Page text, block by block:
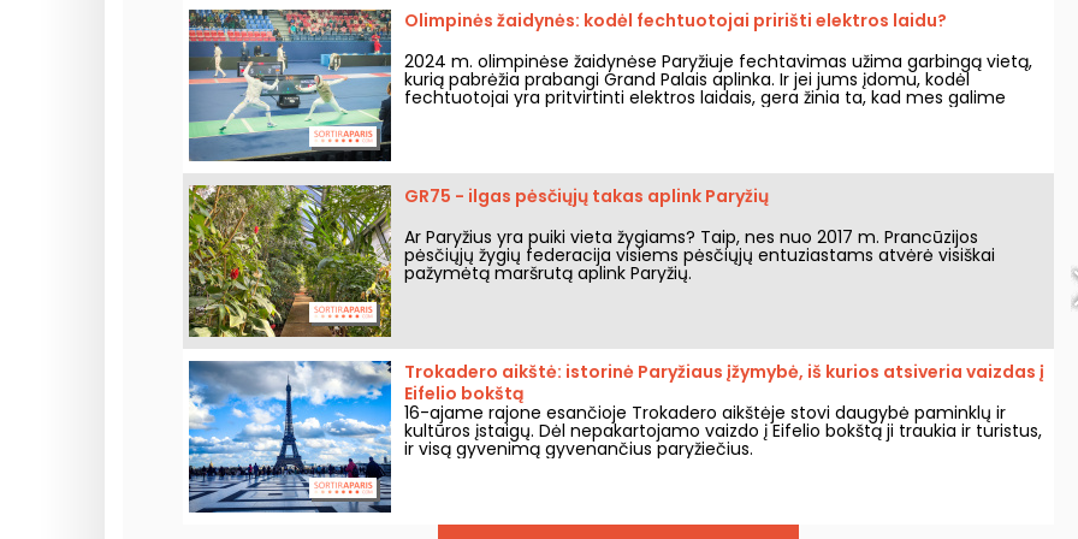
Olimpinės žaidynės: kodėl fechtuotojai pririšti elektros laidu?
2024 m. olimpinėse žaidynėse Paryžiuje fechtavimas užima garbingą vietą,
kurią pabrėžia prabangi Grand Palais aplinka. Ir jei jums įdomu, kodėl
fechtuotojai yra pritvirtinti elektros laidais, gera žinia ta, kad mes galime
GR75 - ilgas pėsčiųjų takas aplink Paryžių
Ar Paryžius yra puiki vieta žygiams? Taip, nes nuo 2017 m. Prancūzijos
pėsčiųjų žygių federacija visiems pėsčiųjų entuziastams atvėrė visiškai
pažymėtą maršrutą aplink Paryžių.
Trokadero aikštė: istorinė Paryžiaus įžymybė, iš kurios atsiveria vaizdas į
Eifelio bokštą
16-ajame rajone esančioje Trokadero aikštėje stovi daugybė paminklų ir
kultūros įstaigų. Dėl nepakartojamo vaizdo į Eifelio bokštą ji traukia ir turistus,
ir visą gyvenimą gyvenančius paryžiečius.